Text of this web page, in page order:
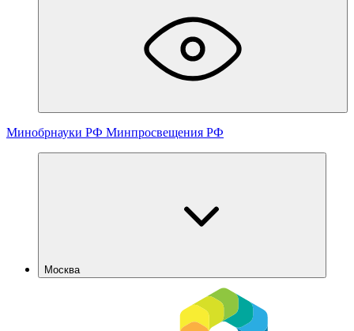
Минобрнауки РФ Минпросвещения РФ
Москва